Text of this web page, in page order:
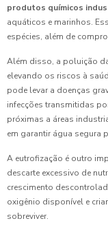
produtos químicos
aquáticos e marinhos.
espécies, além de
Além disso, a poluição
elevando os riscos à
pode levar a doenças
infecções transmitidas
próximas a áreas
em garantir água segura
A eutrofização é outro
descarte excessivo de
crescimento
oxigênio disponível e
sobreviver.